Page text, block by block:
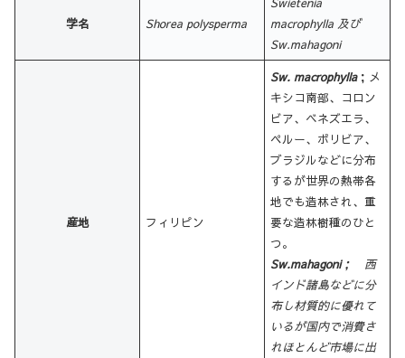
学名 Shorea polysperma
macrophylla 及び
Sw.mahagoni
産地 フィリピン
Sw. macrophylla；メ
キシコ南部、コロン
ビア、ベネズエラ、
ペルー、ボリビア、
ブラジルなどに分布
するが世界の熱帯各
地でも造林され、重
要な造林樹種のひと
つ。
Sw.mahagoni； 西
インド諸島などに分
布し材質的に優れて
いるが国内で消費さ
れほとんど市場に出